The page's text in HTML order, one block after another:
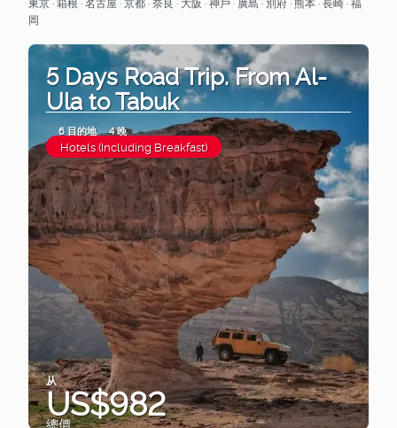
岡
5 Days Road Trip. From Al-
Ula to Tabuk
6 目的地 4 晚
Hotels (Including Breakfast)
从
US$982
總價